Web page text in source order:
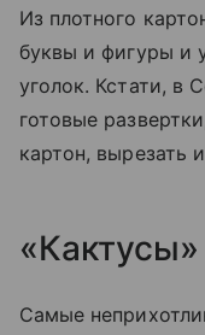
Из плотного
буквы и фигуры и
уголок. Кстати, в
готовые
картон, вырезать
Самые